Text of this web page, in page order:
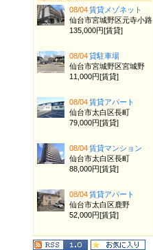
08/04賃貸メゾネット
仙台市宮城野区元寺小路
135,000円[賃貸]
08/04貸駐車場
仙台市宮城野区宮城野
11,000円[賃貸]
08/04賃貸アパート
仙台市太白区長町
79,000円[賃貸]
08/04賃貸マンション
仙台市太白区長町
88,000円[賃貸]
08/04賃貸アパート
仙台市太白区鹿野
52,000円[賃貸]